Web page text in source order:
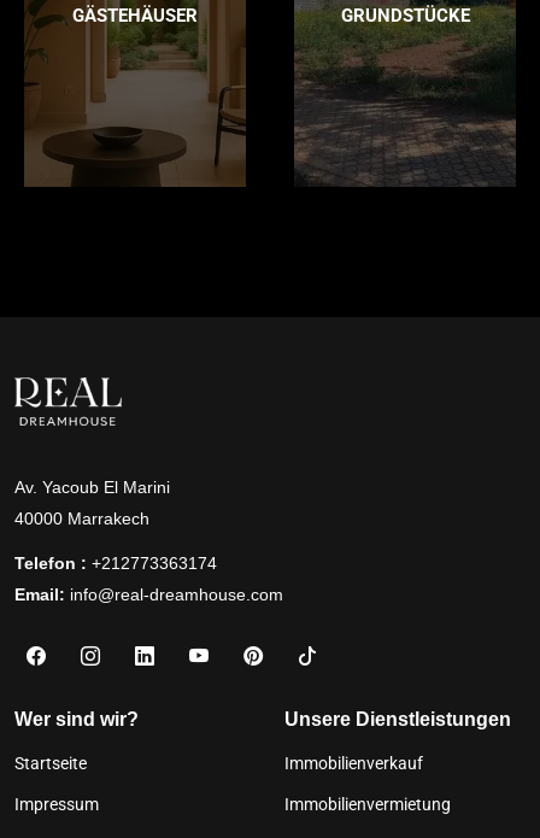
GÄSTEHÄUSER GRUNDSTÜCKE
Av. Yacoub El Marini
40000 Marrakech
Telefon : +212773363174
Email: info@real-dreamhouse.com
Wer sind wir?
Startseite
Impressum
Unsere Dienstleistungen
Immobilienverkauf
Immobilienvermietung